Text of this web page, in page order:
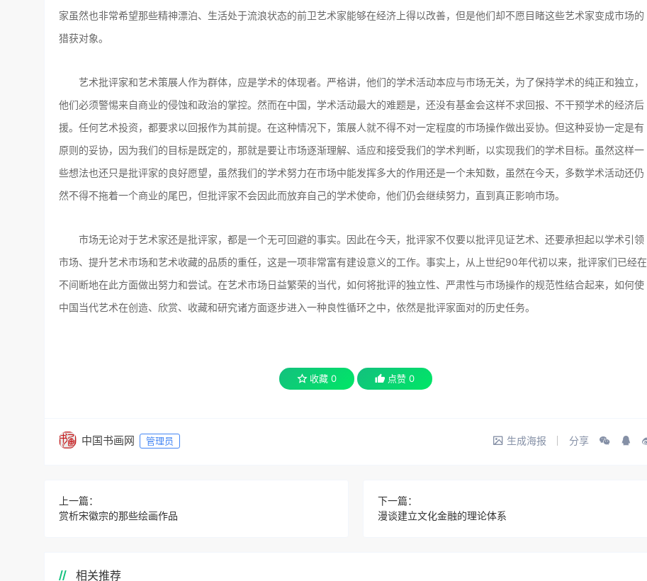
家虽然也非常希望那些精神漂泊、生活处于流浪状态的前卫艺术家能够在经济上得以改善，但是他们却不愿目睹这些艺术家变成市场的
猎获对象。
艺术批评家和艺术策展人作为群体，应是学术的体现者。严格讲，他们的学术活动本应与市场无关，为了保持学术的纯正和独立，
他们必须警惕来自商业的侵蚀和政治的掌控。然而在中国，学术活动最大的难题是，还没有基金会这样不求回报、不干预学术的经济后
援。任何艺术投资，都要求以回报作为其前提。在这种情况下，策展人就不得不对一定程度的市场操作做出妥协。但这种妥协一定是有
原则的妥协，因为我们的目标是既定的，那就是要让市场逐渐理解、适应和接受我们的学术判断，以实现我们的学术目标。虽然这样一
些想法也还只是批评家的良好愿望，虽然我们的学术努力在市场中能发挥多大的作用还是一个未知数，虽然在今天，多数学术活动还仍
然不得不拖着一个商业的尾巴，但批评家不会因此而放弃自己的学术使命，他们仍会继续努力，直到真正影响市场。
市场无论对于艺术家还是批评家，都是一个无可回避的事实。因此在今天，批评家不仅要以批评见证艺术、还要承担起以学术引领
市场、提升艺术市场和艺术收藏的品质的重任，这是一项非常富有建设意义的工作。事实上，从上世纪90年代初以来，批评家们已经在
不间断地在此方面做出努力和尝试。在艺术市场日益繁荣的当代，如何将批评的独立性、严肃性与市场操作的规范性结合起来，如何使
中国当代艺术在创造、欣赏、收藏和研究诸方面逐步进入一种良性循环之中，依然是批评家面对的历史任务。
收藏 0 点赞 0
中国书画网 管理员 生成海报 分享
上一篇：
赏析宋徽宗的那些绘画作品
下一篇：
漫谈建立文化金融的理论体系
相关推荐